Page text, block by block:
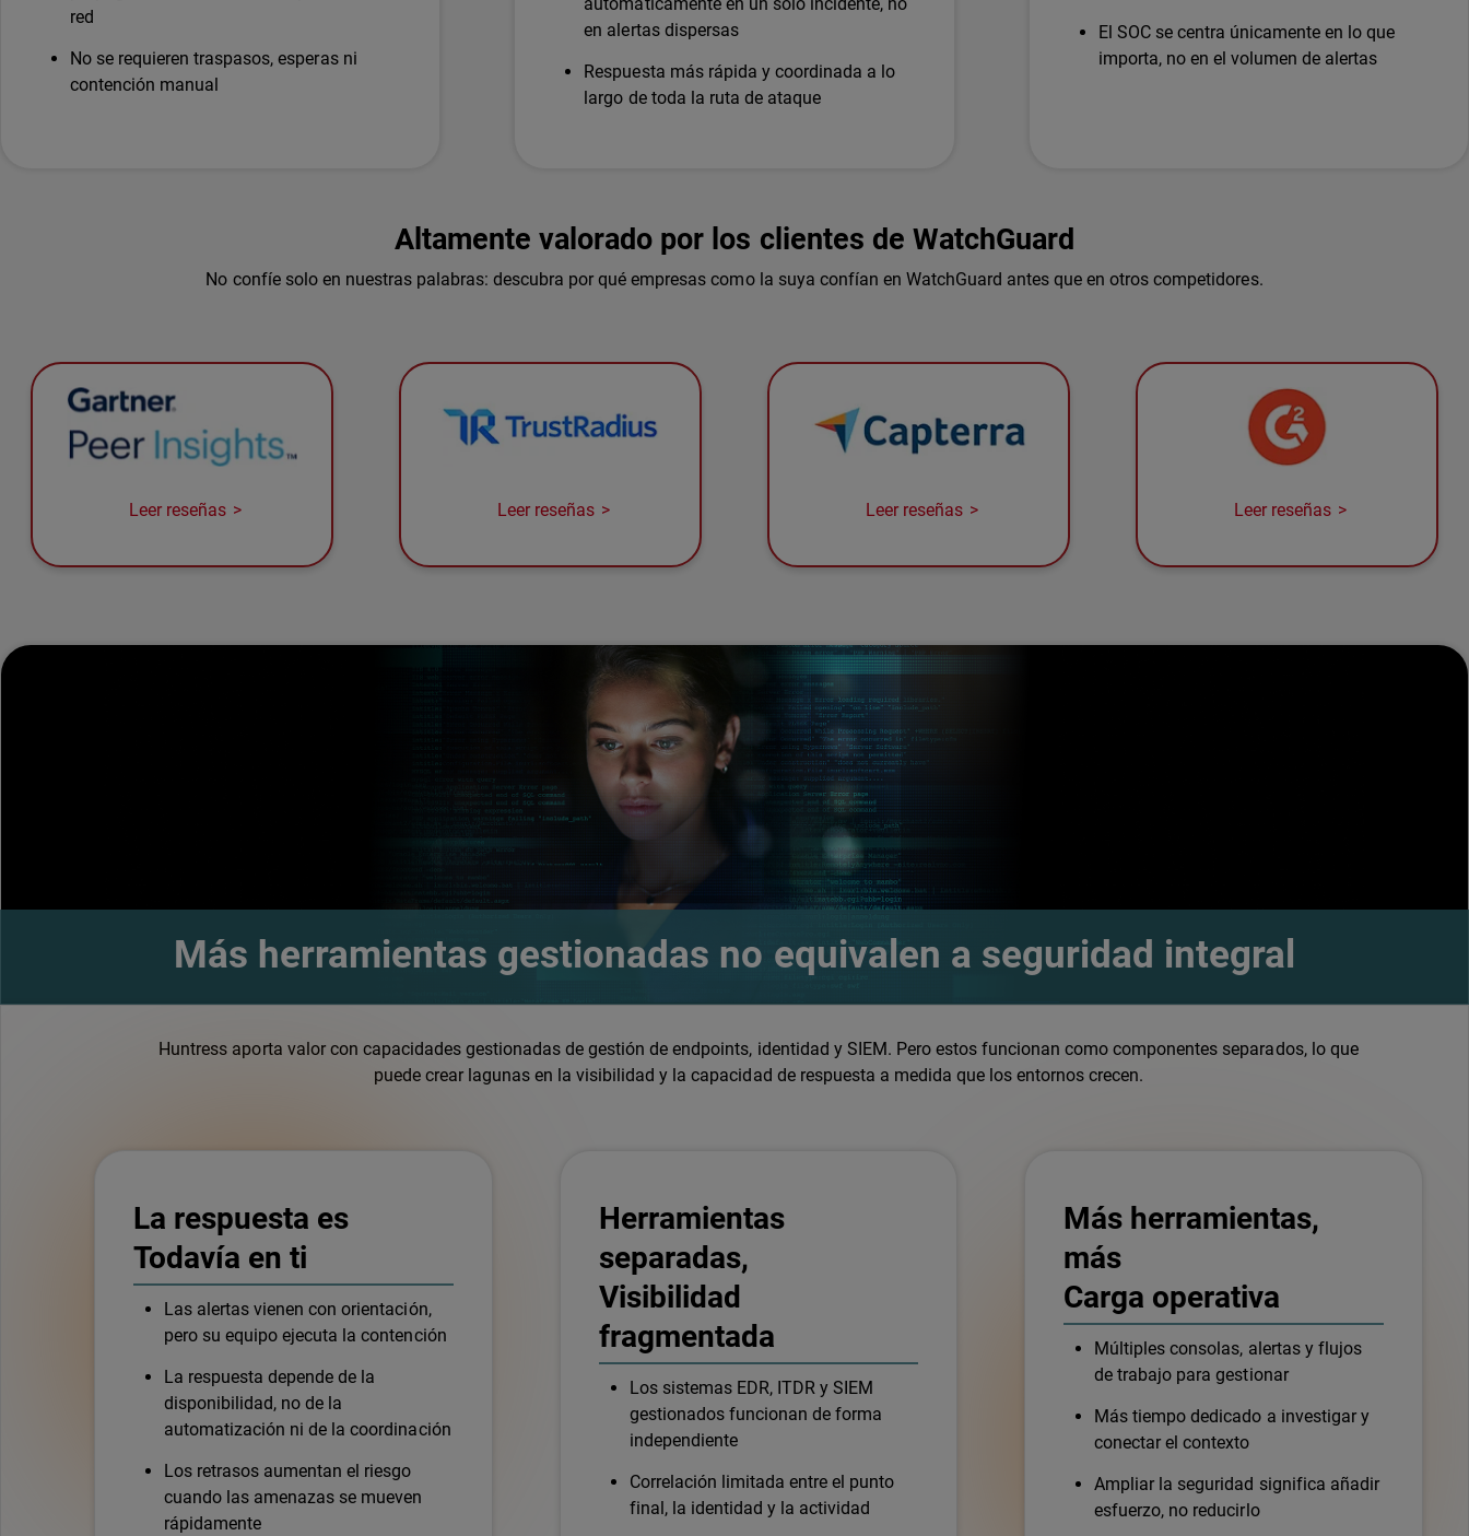
red
No se requieren traspasos, esperas ni
contención manual
en alertas dispersas
Respuesta más rápida y coordinada a lo
largo de toda la ruta de ataque
El SOC se centra únicamente en lo que
importa, no en el volumen de alertas
Altamente valorado por los clientes de WatchGuard
No confíe solo en nuestras palabras: descubra por qué empresas como la suya confían en WatchGuard antes que en otros competidores.
Leer reseñas Leer reseñas Leer reseñas Leer reseñas
Más herramientas gestionadas no equivalen a seguridad integral
Huntress aporta valor con capacidades gestionadas de gestión de endpoints, identidad y SIEM. Pero estos funcionan como componentes separados, lo que
puede crear lagunas en la visibilidad y la capacidad de respuesta a medida que los entornos crecen.
La respuesta es
Todavía en ti
Las alertas vienen con orientación,
pero su equipo ejecuta la contención
La respuesta depende de la
disponibilidad, no de la
automatización ni de la coordinación
Los retrasos aumentan el riesgo
cuando las amenazas se mueven
rápidamente
Herramientas
separadas,
Visibilidad
fragmentada
Los sistemas EDR, ITDR y SIEM
gestionados funcionan de forma
independiente
Correlación limitada entre el punto
final, la identidad y la actividad
Más herramientas,
más
Carga operativa
Múltiples consolas, alertas y flujos
de trabajo para gestionar
Más tiempo dedicado a investigar y
conectar el contexto
Ampliar la seguridad significa añadir
esfuerzo, no reducirlo